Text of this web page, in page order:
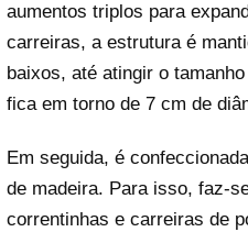
aumentos triplos para
carreiras, a estrutura é
baixos, até atingir o
fica em torno de 7 cm de
Em seguida, é
de madeira. Para isso, faz-
correntinhas e carreiras de